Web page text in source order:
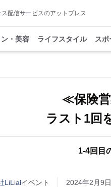
配信サービスのアットプレス
・美容 ライフスタイル スポ
≪保険
ラスト1回
1-4回目
LiLialイベント 2024年2月9